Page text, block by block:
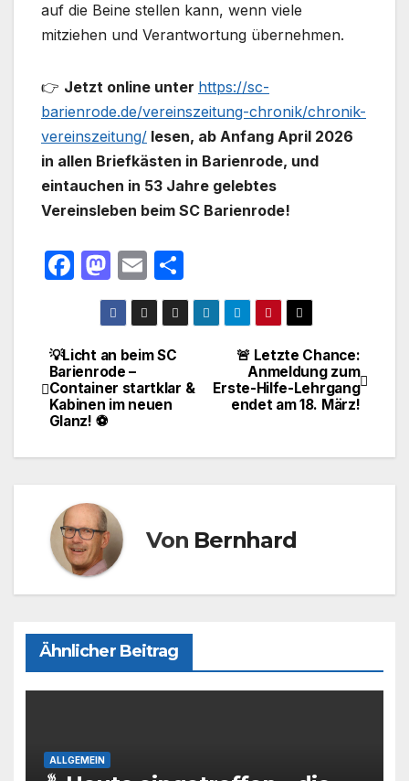
auf die Beine stellen kann, wenn viele
mitziehen und Verantwortung übernehmen.
👉 Jetzt online unter https://sc-
barienrode.de/vereinszeitung-chronik/chronik-
vereinszeitung/ lesen, ab Anfang April 2026
in allen Briefkästen in Barienrode, und
eintauchen in 53 Jahre gelebtes
Vereinsleben beim SC Barienrode!
F
e
b
o
M
a
st
o
d
o
E
m
ail
ei
le
Beitragsnavigation
🚨 Letzte Chance:
Anmeldung zum
Erste-Hilfe-Lehrgang
endet am 18. März!
💡Licht an beim SC
Barienrode –
Container startklar &
Kabinen im neuen
Glanz! ⚽
Von Bernhard
Ähnlicher Beitrag
ALLGEMEIN